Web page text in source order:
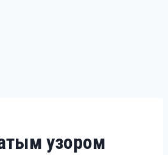
узором